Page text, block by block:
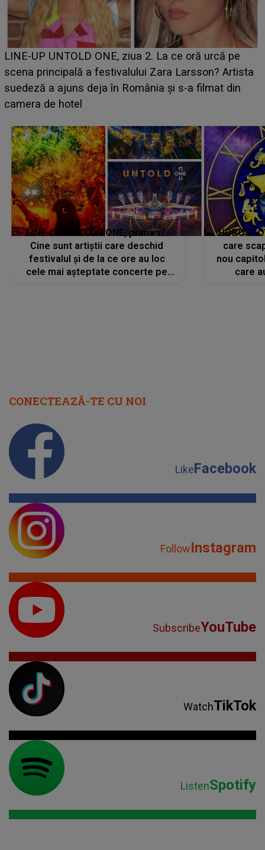
Ce a dezvăluit noua concurentă din "Casa Iubirii" l-a
luat prin surprindere pe Emanuel. CINE ESTE
BĂIATUL VIZAT de Alexandra?! Aflându-se în fața
faptului împlinit, A RECUNOSCUT IMEDIAT: "Am
LINE-UP UNTOLD ONE, prima zi.
Cine sunt artiștii care deschid
festivalul și de la ce ore au loc
cele mai așteptate concerte pe
care
nou
care
CONECTEAZĂ-TE CU NOI
LikeFacebook
FollowInstagram
SubscribeYouTube
WatchTikTok
ListenSpotify